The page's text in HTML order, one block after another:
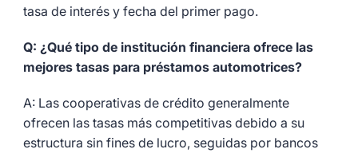
tasa de interés y fecha del primer pago.
Q: ¿Qué tipo de institución financiera ofrece las
mejores tasas para préstamos automotrices?
A: Las cooperativas de crédito generalmente
ofrecen las tasas más competitivas debido a su
estructura sin fines de lucro, seguidas por bancos